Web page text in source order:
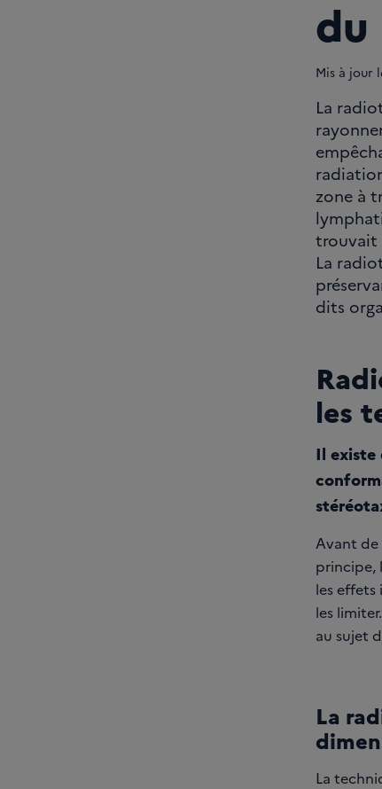
du
Mis à jour
La
zone à
trouvait
La
dits
les
Il existe
Avant de
principe,
les effets
les
au sujet
La
La